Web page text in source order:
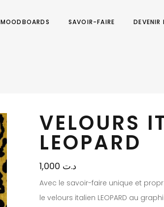
MOODBOARDS SAVOIR-FAIRE DEVENIR
VELOURS
LEOPARD
د.ت
Avec le savoir-faire unique et
le velours italien LEOPARD au